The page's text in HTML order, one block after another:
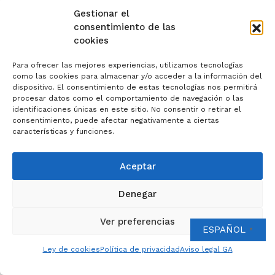
Gestionar el
consentimiento de las
cookies
Para ofrecer las mejores experiencias, utilizamos tecnologías
como las cookies para almacenar y/o acceder a la información del
dispositivo. El consentimiento de estas tecnologías nos permitirá
procesar datos como el comportamiento de navegación o las
identificaciones únicas en este sitio. No consentir o retirar el
consentimiento, puede afectar negativamente a ciertas
características y funciones.
Aceptar
Denegar
Ver preferencias
Ley de cookiesPolítica de privacidadAviso legal GA
ESPAÑOL ▼